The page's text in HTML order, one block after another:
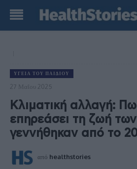
ΥΓΕΊΑ ΤΟΥ ΠΑΙΔΙΟΎ
27 Μαΐου 2025
Κλιματική αλλαγή:
επηρεάσει τη ζωή
γεννήθηκαν από το
από healthstories